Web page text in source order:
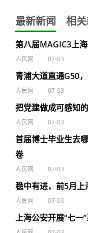
最新新闻 相
第八届MAGIC3上
人民网 07-03
青浦大道直通G50
人民网 07-03
把党建做成可感知
人民网 07-03
首届博士毕业生去
卷
人民网 07-03
稳中有进，前5月
人民网 07-03
上海公安开展“七一